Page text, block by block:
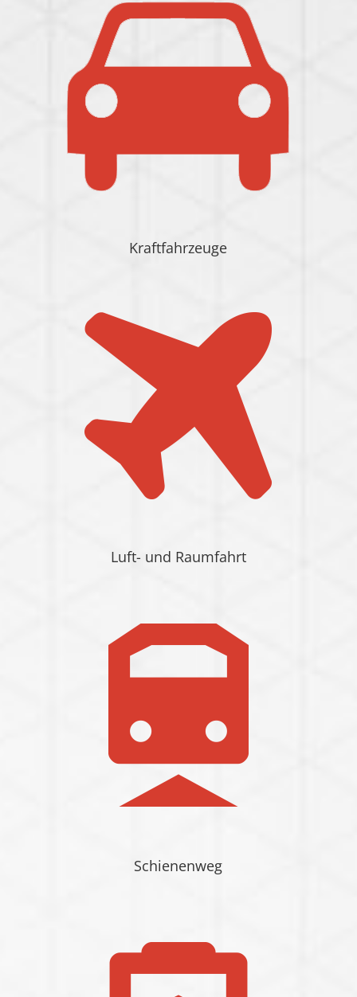
Kraftfahrzeuge
Luft- und Raumfahrt
Schienenweg